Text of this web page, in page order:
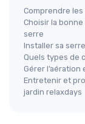
Comprendre les
Choisir la
serre
Installer sa
Quels types de
Gérer l’aération
Entretenir et
jardin relaxdays